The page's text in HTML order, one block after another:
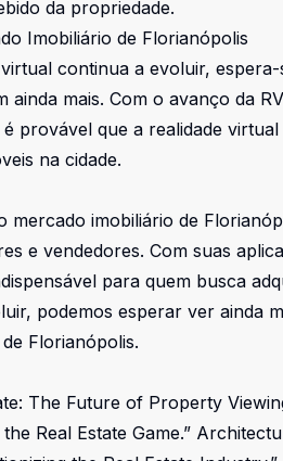
da propriedade.
Imobiliário de Florianópolis
continua a evoluir,
ainda mais. Com o avanço da
provável que a realidade
na cidade.
imobiliário de
e vendedores. Com suas
para quem busca
podemos esperar ver ainda
Florianópolis.
The Future of Property
Real Estate Game.”